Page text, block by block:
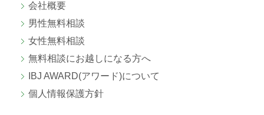
会社概要
男性無料相談
女性無料相談
無料相談にお越しになる方へ
IBJ AWARD(アワード)について
個人情報保護方針